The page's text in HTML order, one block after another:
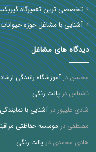
تخصصی ترین تعمیرگاه
آشنایی با مشاغل حوزه
دیدگاه های مشاغل
محسندرآموزشگاه رانندگی ارشاد
ناشناسدرپالت رنگی
شادی علیپوردرآشنایی با
مصطفی در موسسه حفاظتی
هادی محمدی در پالت رنگی